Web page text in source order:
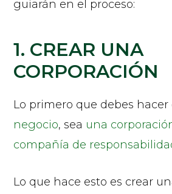
guiarán en el proceso:
1. CREAR UNA
CORPORACIÓN
Lo primero que debes hacer
negocio, sea una
compañía de
Lo que hace esto es crear